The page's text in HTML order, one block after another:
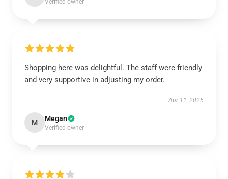
Verified owner
Shopping here was delightful. The staff were friendly
and very supportive in adjusting my order.
Apr 11, 2025
M Megan
Verified owner